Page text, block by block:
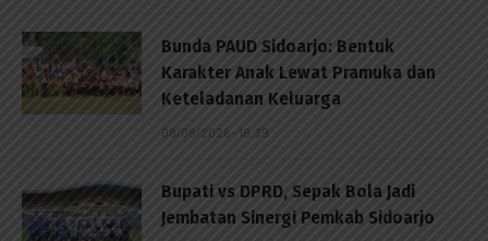
Bunda PAUD Sidoarjo: Bentuk
Karakter Anak Lewat Pramuka dan
Keteladanan Keluarga
08/08/2026 - 18:39
Bupati vs DPRD, Sepak Bola Jadi
Jembatan Sinergi Pemkab Sidoarjo